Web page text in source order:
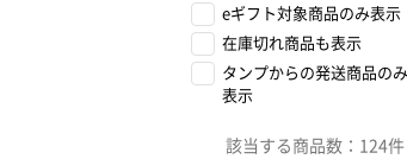
eギフト対象商品のみ表示
在庫切れ商品も表示
タンプからの発送商品のみ
表示
該当する商品数： 124件